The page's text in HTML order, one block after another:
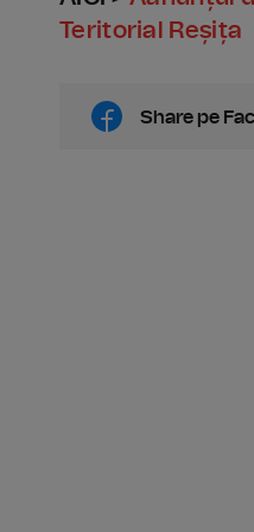
Teritorial Reșița
Share pe